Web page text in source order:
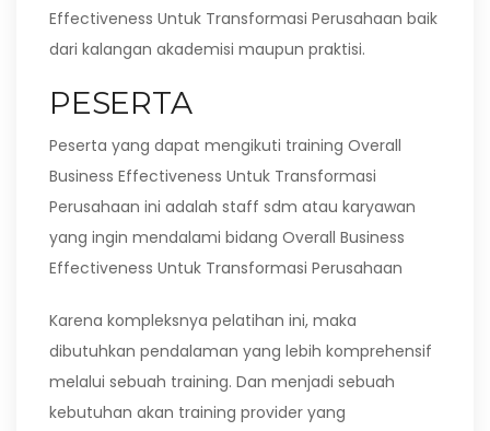
Effectiveness Untuk Transformasi Perusahaan baik
dari kalangan akademisi maupun praktisi.
PESERTA
Peserta yang dapat mengikuti training Overall
Business Effectiveness Untuk Transformasi
Perusahaan ini adalah staff sdm atau karyawan
yang ingin mendalami bidang Overall Business
Effectiveness Untuk Transformasi Perusahaan
Karena kompleksnya pelatihan ini, maka
dibutuhkan pendalaman yang lebih komprehensif
melalui sebuah training. Dan menjadi sebuah
kebutuhan akan training provider yang